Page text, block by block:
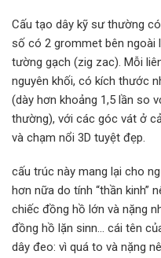
Cấu tạo dây kỹ sư thường
số có 2 grommet bên ngoài
tường gạch (zig zac). Mỗi
nguyên khối, có kích thước
(dày hơn khoảng 1,5 lần so
thường), với các góc vát ở
và chạm nổi 3D tuyệt đẹp.
cấu trúc này mang lại cho
hơn nữa do tính “thần kinh”
chiếc đồng hồ lớn và nặng
đồng hồ lặn sinn… cái tên
dây đeo: vì quá to và nặng